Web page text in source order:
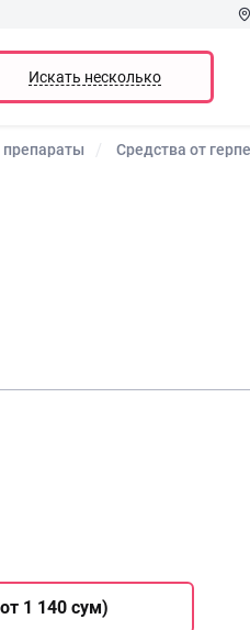
Искать несколько
Средства от
1 140 сум)